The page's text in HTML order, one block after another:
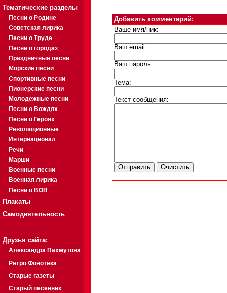
Тематические разделы
Песни о Родине
Советская лирика
Песни о Труде
Песни о городах
Праздничные песни
Морские песни
Спортивные песни
Пионерские песни
Молодежные песни
Песни о Вождях
Песни о Героях
Революционные
Интернационал
Речи
Марши
Военные песни
Военная лирика
Песни о ВОВ
Плакаты
Самодеятельность
Друзья сайта:
Александра Пахмутова
Ретро Фонотека
Старые газеты
Старый песенник
Добавить комментарий:
Ваше имя/ник:
Ваш email:
Ваш пароль:
Тема:
Текст сообщения: